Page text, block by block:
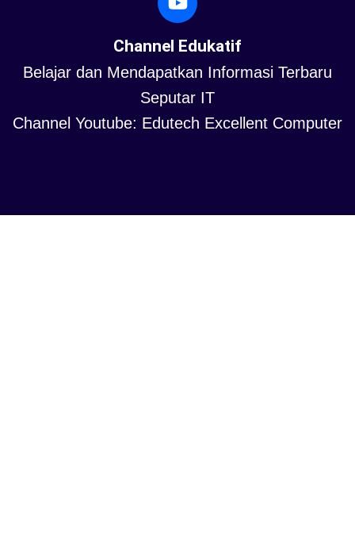
Channel Edukatif
Belajar dan Mendapatkan Informasi Terbaru
Seputar IT
Channel Youtube: Edutech Excellent Computer